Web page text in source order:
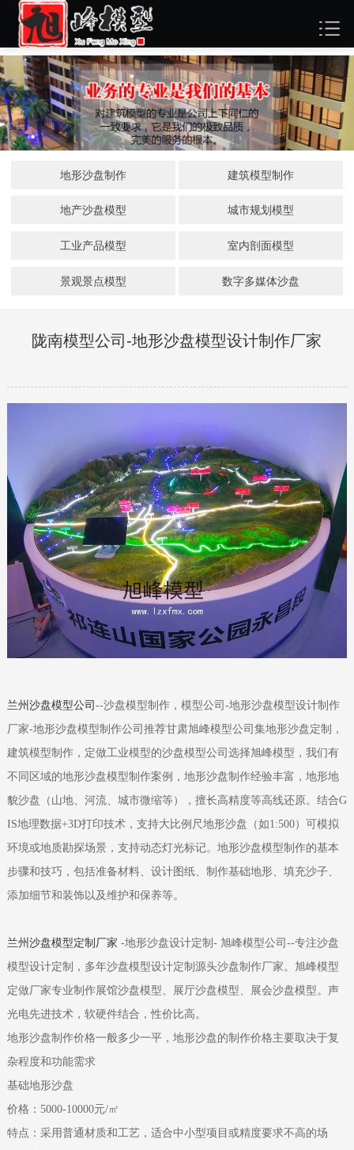
地形沙盘制作 建筑模型制作
地产沙盘模型 城市规划模型
工业产品模型 室内剖面模型
景观景点模型 数字多媒体沙盘
陇南模型公司-地形沙盘模型设计制作厂家
兰州沙盘模型公司‌ --沙盘模型制作，模型公司-地形沙盘模型设计制作
厂家-地形沙盘模型制作公司推荐甘肃旭峰模型公司集地形沙盘定制，
建筑模型制作，定做工业模型的沙盘模型公司选择旭峰模型，我们有
不同区域的地形沙盘模型制作案例，地形沙盘制作经验丰富，地形地
貌沙盘（山地、河流、城市微缩等），擅长高精度等高线还原。结合G
IS地理数据+3D打印技术，支持大比例尺地形沙盘（如1:500）可模拟
环境或地质勘探场景，支持动态灯光标记。地形沙盘模型制作的基本
步骤和技巧，包括准备材料、设计图纸、制作基础地形、填充沙子、
添加细节和装饰以及维护和保养等。
兰州沙盘模型定制厂家 -地形沙盘设计定制- 旭峰模型公司--专注沙盘
模型设计定制，多年沙盘模型设计定制源头沙盘制作厂家。旭峰模型
定做厂家专业制作展馆沙盘模型、展厅沙盘模型、展会沙盘模型。声
光电先进技术，软硬件结合，性价比高。
地形沙盘制作价格一般多少一平， 地形沙盘的制作价格主要取决于复
杂程度和功能需求
‌基础地形沙盘‌
价格：5000-10000元/㎡
特点：采用普通材质和工艺，适合中小型项目或精度要求不高的场